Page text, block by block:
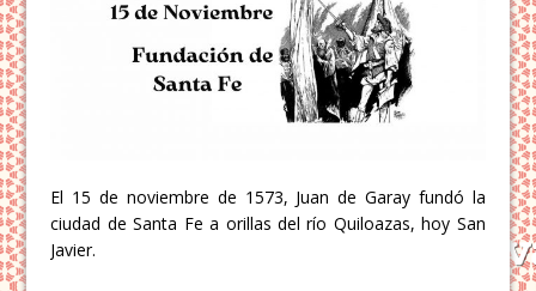
El 15 de noviembre de 1573, Juan de Garay fundó la
ciudad de Santa Fe a orillas del río Quiloazas, hoy San
Javier.